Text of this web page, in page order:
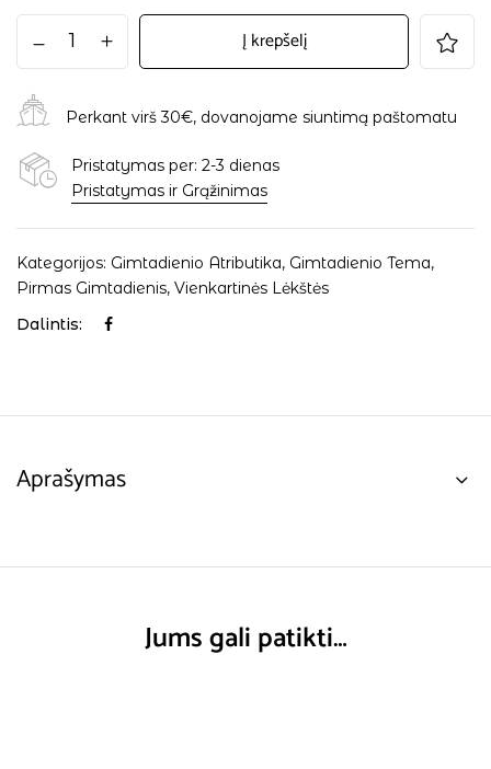
Į krepšelį
Perkant virš 30€, dovanojame siuntimą paštomatu
Pristatymas per: 2-3 dienas
Pristatymas ir Grąžinimas
Kategorijos: Gimtadienio Atributika, Gimtadienio Tema,
Pirmas Gimtadienis, Vienkartinės Lėkštės
Dalintis:
Aprašymas
Jums gali patikti…